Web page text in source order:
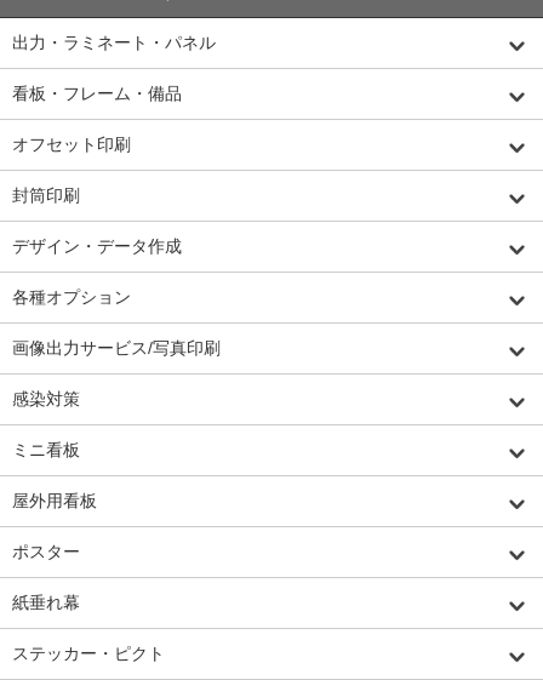
出力・ラミネート・パネル
看板・フレーム・備品
オフセット印刷
封筒印刷
デザイン・データ作成
各種オプション
画像出力サービス/写真印刷
感染対策
ミニ看板
屋外用看板
ポスター
紙垂れ幕
ステッカー・ピクト